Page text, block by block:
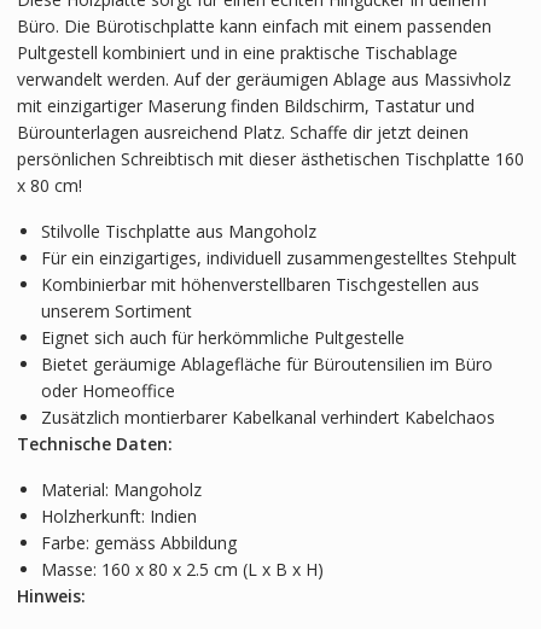
Büro. Die Bürotischplatte kann einfach mit einem passenden
Pultgestell kombiniert und in eine praktische Tischablage
verwandelt werden. Auf der geräumigen Ablage aus Massivholz
mit einzigartiger Maserung finden Bildschirm, Tastatur und
Bürounterlagen ausreichend Platz. Schaffe dir jetzt deinen
persönlichen Schreibtisch mit dieser ästhetischen Tischplatte 160
x 80 cm!
Stilvolle Tischplatte aus Mangoholz
Für ein einzigartiges, individuell zusammengestelltes Stehpult
Kombinierbar mit höhenverstellbaren Tischgestellen aus
unserem Sortiment
Eignet sich auch für herkömmliche Pultgestelle
Bietet geräumige Ablagefläche für Büroutensilien im Büro
oder Homeoffice
Zusätzlich montierbarer Kabelkanal verhindert Kabelchaos
Technische Daten:
Material: Mangoholz
Holzherkunft: Indien
Farbe: gemäss Abbildung
Masse: 160 x 80 x 2.5 cm (L x B x H)
Hinweis: